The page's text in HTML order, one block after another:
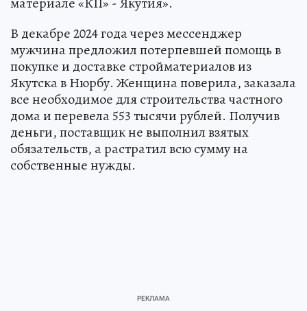
В декабре 2024 года через мессенджер
мужчина предложил потерпевшей помощь в
покупке и доставке стройматериалов из
Якутска в Нюрбу. Женщина поверила, заказала
все необходимое для строительства частного
дома и перевела 553 тысячи рублей. Получив
деньги, поставщик не выполнил взятых
обязательств, а растратил всю сумму на
собственные нужды.